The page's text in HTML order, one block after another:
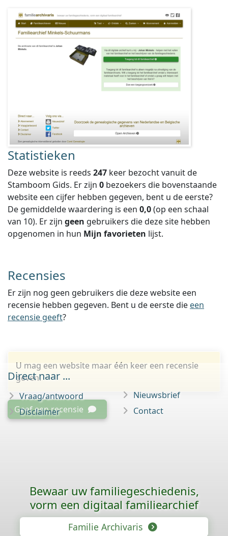
Statistieken
Deze website is reeds 247 keer bezocht vanuit de
Stamboom Gids. Er zijn 0 bezoekers die bovenstaande
website een cijfer hebben gegeven, bent u de eerste?
De gemiddelde waardering is een 0,0(op een schaal
van 10). Er zijn geen gebruikers die deze site hebben
opgenomen in hun Mijn favorieten lijst.
Recensies
Er zijn nog geen gebruikers die deze website een
recensie hebben gegeven. Bent u de eerste die een
recensie geeft?
U mag een website maar één keer een recensie
geven.
Geef een recensie
Direct naar ...
Vraag/antwoord
Disclaimer
Nieuwsbrief
Contact
Bewaar uw familie­geschiedenis,
vorm een digitaal familiearchief
Familie Archivaris